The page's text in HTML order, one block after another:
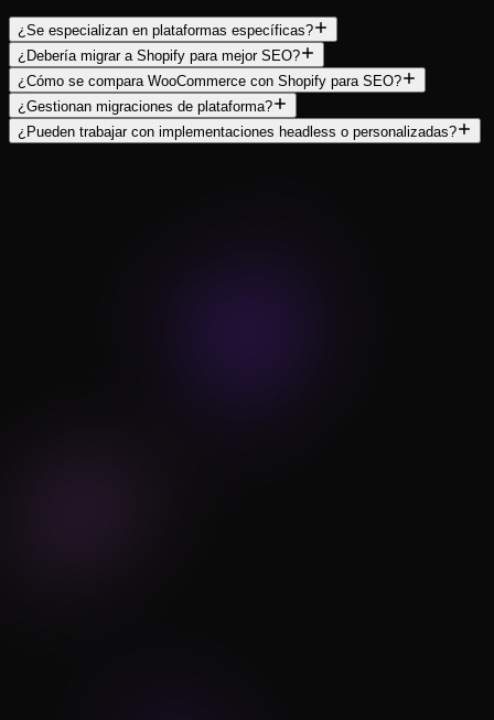
¿Se especializan en plataformas específicas?
¿Debería migrar a Shopify para mejor SEO?
¿Cómo se compara WooCommerce con Shopify para SEO?
¿Gestionan migraciones de plataforma?
¿Pueden trabajar con implementaciones headless o personalizadas?